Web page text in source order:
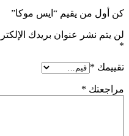
كن أول من يقيم “ايس موكا”
لن يتم نشر عنوان بريدك
*
تقييمك *
مراجعتك *